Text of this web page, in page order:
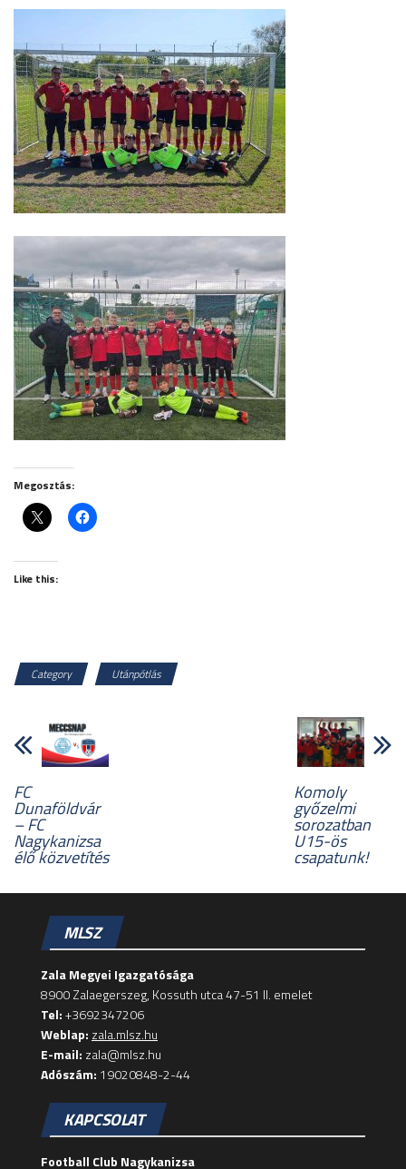
Megosztás:
Like this:
Category Utánpótlás
FC
Dunaföldvár
– FC
Nagykanizsa
élő közvetítés
Komoly
győzelmi
sorozatban
U15-ös
csapatunk!
MLSZ
Zala Megyei Igazgatósága
8900 Zalaegerszeg, Kossuth utca 47-51 II. emelet
Tel:+3692347206
Weblap: zala.mlsz.hu
E-mail: zala@mlsz.hu
Adószám: 19020848-2-44
KAPCSOLAT
Football Club Nagykanizsa